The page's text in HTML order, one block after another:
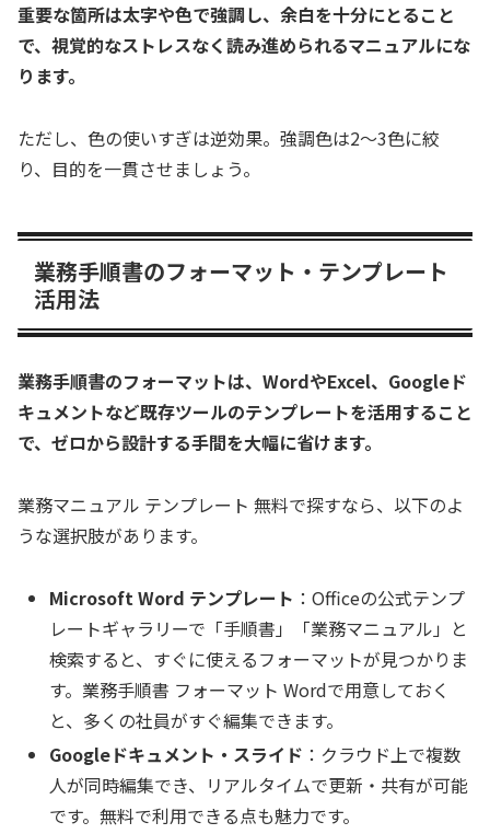
重要な箇所は太字や色で強調し、余白を十分にとること
で、視覚的なストレスなく読み進められるマニュアルにな
ります。
ただし、色の使いすぎは逆効果。強調色は2〜3色に絞
り、目的を一貫させましょう。
業務手順書のフォーマット・テンプレート
活用法
業務手順書のフォーマットは、WordやExcel、Googleド
キュメントなど既存ツールのテンプレートを活用すること
で、ゼロから設計する手間を大幅に省けます。
業務マニュアル テンプレート 無料で探すなら、以下のよ
うな選択肢があります。
Microsoft Word テンプレート ：Officeの公式テンプ
レートギャラリーで「手順書」「業務マニュアル」と
検索すると、すぐに使えるフォーマットが見つかりま
す。業務手順書 フォーマット Wordで用意しておく
と、多くの社員がすぐ編集できます。
Googleドキュメント・スライド ：クラウド上で複数
人が同時編集でき、リアルタイムで更新・共有が可能
です。無料で利用できる点も魅力です。